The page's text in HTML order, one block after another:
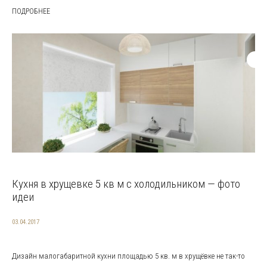
ПОДРОБНЕЕ
Кухня в хрущевке 5 кв м с холодильником — фото
идеи
03.04.2017
Дизайн малогабаритной кухни площадью 5 кв. м в хрущёвке не так-то